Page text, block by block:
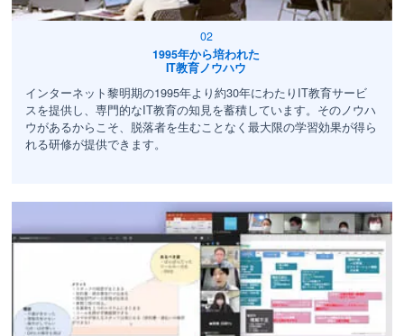
1995年から培われた
IT教育ノウハウ
インターネット黎明期の1995年より約30年にわたりIT教育サービ
スを提供し、専門的なIT教育の知見を蓄積しています。そのノウハ
ウがあるからこそ、脱落者を生むことなく最大限の学習効果が得ら
れる研修が提供できます。